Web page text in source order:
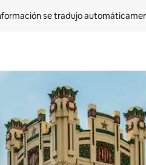
se tradujo